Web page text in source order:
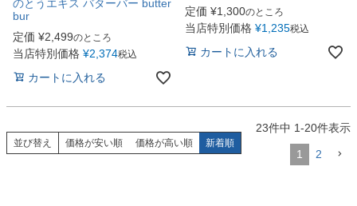
のとうエキス バターバー butter
bur
定価 ¥2,499のところ
当店特別価格 ¥2,374税込
カートに入れる
定価 ¥1,300のところ
当店特別価格 ¥1,235税込
カートに入れる
並び替え 価格が安い順 価格が高い順 新着順
23件中 1-20件表示
1 2